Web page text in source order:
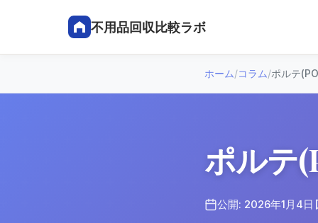
不用品回収比較ラボ
ホーム/コラム/ポルテ
ポルテ
公開: 2026年1月4日